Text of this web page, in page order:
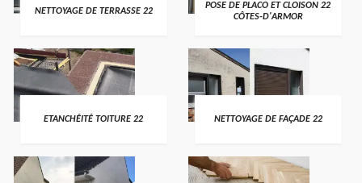
NETTOYAGE DE TERRASSE 22
POSE DE PLACO ET CLOISON 22
CÔTES-D'ARMOR
ETANCHÉITÉ TOITURE 22 NETTOYAGE DE FAÇADE 22